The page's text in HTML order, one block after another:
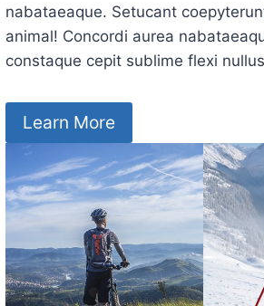
nabataeaque. Setucant
animal! Concordi aurea
constaque cepit sublime flexi
Learn More